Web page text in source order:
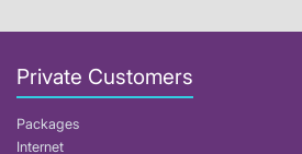
Private Customers
Packages
Internet